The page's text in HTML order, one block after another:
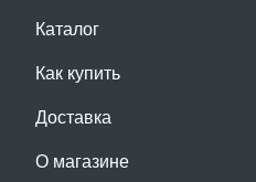
Каталог
Как купить
Доставка
О магазине